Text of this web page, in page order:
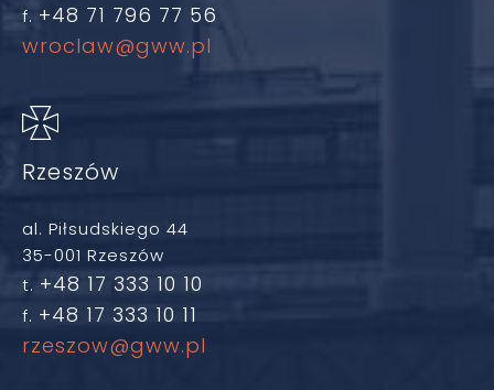
f. +48 71 796 77 56
wroclaw@gww.pl
Rzeszów
al. Piłsudskiego 44
35-001 Rzeszów
t. +48 17 333 10 10
f. +48 17 333 10 11
rzeszow@gww.pl